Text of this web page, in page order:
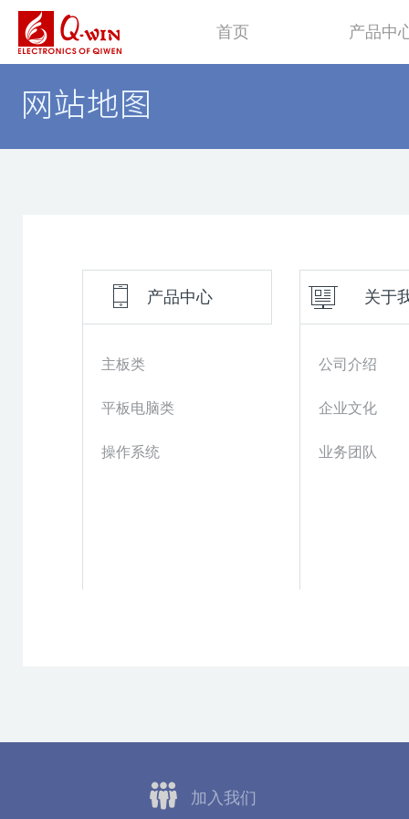
首页 产品中
主板类 平板电脑
产品中心 关于
主板类
平板电脑类
操作系统
公司介绍
企业文化
业务团队
加入我们